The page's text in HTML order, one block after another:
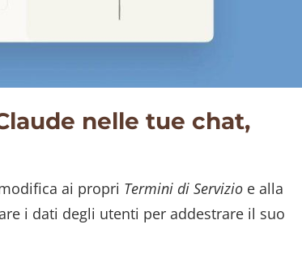
nelle tue chat,
ai propri Termini di Servizioe alla
i dati degli utenti per addestrare il suo